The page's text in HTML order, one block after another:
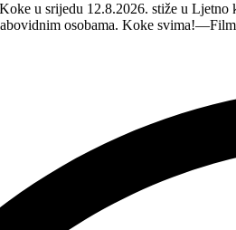
u srijedu 12.8.2026. stiže u
osobama. Koke